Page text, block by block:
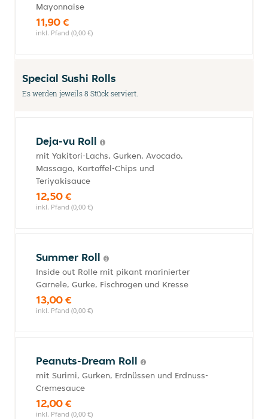
Mayonnaise
11,90 €
inkl. Pfand (0,00 €)
Special Sushi Rolls
Es werden jeweils 8 Stück serviert.
Deja-vu Roll
mit Yakitori-Lachs, Gurken, Avocado,
Massago, Kartoffel-Chips und
Teriyakisauce
12,50 €
inkl. Pfand (0,00 €)
Summer Roll
Inside out Rolle mit pikant marinierter
Garnele, Gurke, Fischrogen und Kresse
13,00 €
inkl. Pfand (0,00 €)
Peanuts-Dream Roll
mit Surimi, Gurken, Erdnüssen und Erdnuss-
Cremesauce
12,00 €
inkl. Pfand (0,00 €)